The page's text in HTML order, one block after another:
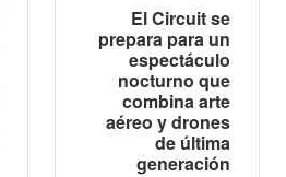
El Circuit se
prepara para un
espectáculo
nocturno que
combina arte
aéreo y drones
de última
generación